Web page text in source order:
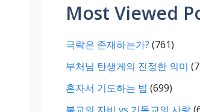
Most Viewed
극락은 존재하는가? (761)
부처님 탄생게의 진정한 의미
혼자서 기도하는 법 (699)